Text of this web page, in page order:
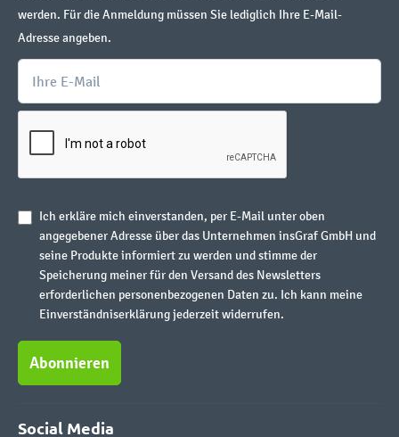
werden. Für die Anmeldung müssen Sie lediglich Ihre E-Mail-
Adresse angeben.
Ich erkläre mich einverstanden, per E-Mail unter oben
angegebener Adresse über das Unternehmen insGraf GmbH und
seine Produkte informiert zu werden und stimme der
Speicherung meiner für den Versand des Newsletters
erforderlichen personenbezogenen Daten zu. Ich kann meine
Einverständniserklärung jederzeit widerrufen.
Abonnieren
Social Media